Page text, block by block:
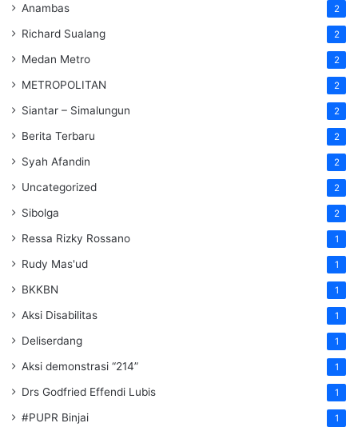
Anambas 2
Richard Sualang 2
Medan Metro 2
METROPOLITAN 2
Siantar – Simalungun 2
Berita Terbaru 2
Syah Afandin 2
Uncategorized 2
Sibolga 2
Ressa Rizky Rossano 1
Rudy Mas'ud 1
BKKBN 1
Aksi Disabilitas 1
Deliserdang 1
Aksi demonstrasi “214” 1
Drs Godfried Effendi Lubis 1
#PUPR Binjai 1